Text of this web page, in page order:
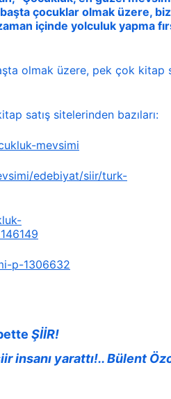
çocuklar olmak üzere, biz
içinde yolculuk yapma
olmak üzere, pek çok kitap
satış sitelerinden bazıları:
mevsimi
edebiyat/siir/turk-
p-1306632
ŞİİR!
insanı yarattı!.. Bülent